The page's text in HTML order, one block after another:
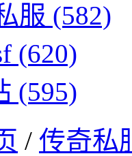
服 (582)
(620)
(595)
/ 传奇私